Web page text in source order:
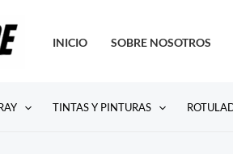
INICIO SOBRE NOSOTROS
TINTAS Y PINTURAS